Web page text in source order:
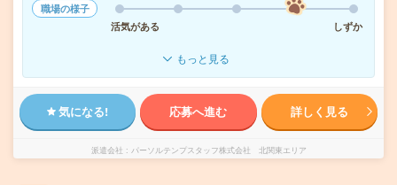
職場の様子
活気がある
しずか
もっと見る
気になる! 応募へ進む 詳しく見る
派遣会社 パーソルテンプスタッフ株式会社 北関東エリア